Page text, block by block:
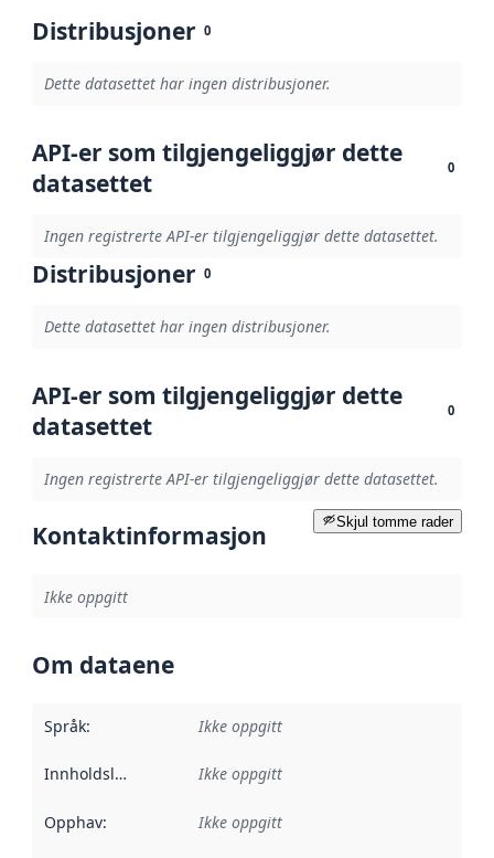
Distribusjoner 0
Dette datasettet har ingen distribusjoner.
API-er som tilgjengeliggjør dette
datasettet
0
Ingen registrerte API-er tilgjengeliggjør dette datasettet.
Distribusjoner 0
Dette datasettet har ingen distribusjoner.
API-er som tilgjengeliggjør dette
datasettet
0
Ingen registrerte API-er tilgjengeliggjør dette datasettet.
Skjul tomme rader
Kontaktinformasjon
Ikke oppgitt
Om dataene
Språk: Ikke oppgitt
Innholdsleverandører :
Ikke oppgitt
Opphav: Ikke oppgitt